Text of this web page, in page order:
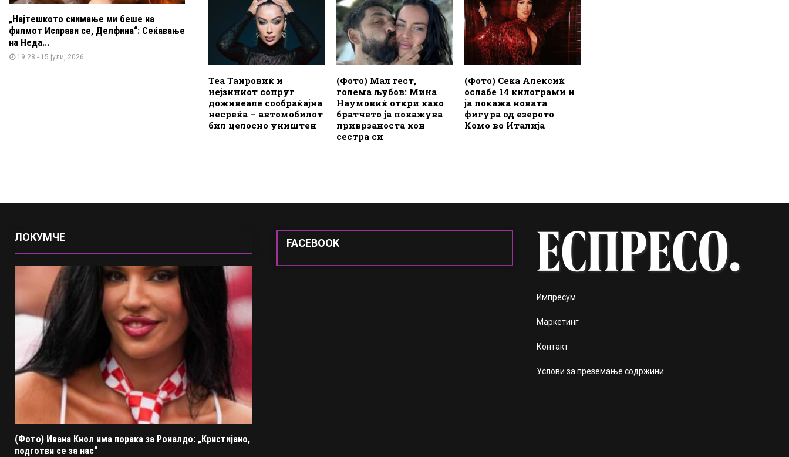
Теа Таировиќ и
нејзиниот сопруг
доживеале сообраќајна
несреќа – автомобилот
бил целосно уништен
(Фото) Мал гест,
голема љубов: Мина
Наумовиќ откри како
братчето ја покажува
приврзаноста кон
сестра си
(Фото) Сека Алексиќ
ослабе 14 килограми и
ја покажа новата
фигура од езерото
Комо во Италија
„Најтешкото снимање ми беше на
филмот Исправи се, Делфина“: Сеќавање
на Неда...
19:28 - 15 јули, 2026
ЛОКУМЧЕ
(Фото) Ивана Кнол има порака за Роналдо: „Кристијано,
подготви се за нас“
FACEBOOK
Импресум
Маркетинг
Контакт
Услови за преземање содржини